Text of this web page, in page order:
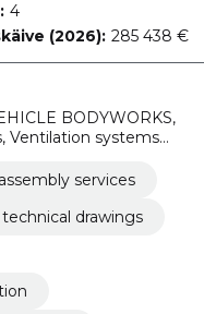
4
(2026): 285 438 €
BODYWORKS,
Ventilation systems
pipelines installation,
assembly services
technical drawings